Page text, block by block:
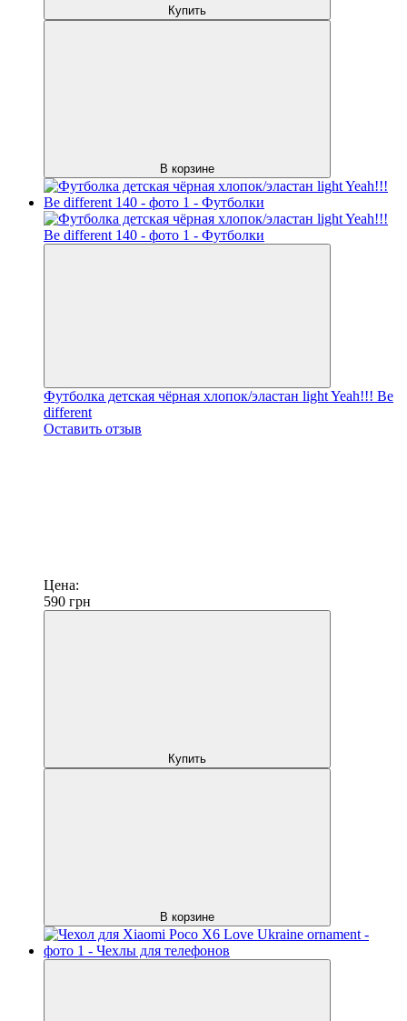
Купить
В корзине
Футболка детская чёрная хлопок/эластан light Yeah!!! Be
different
Оставить отзыв
Цена:
590 грн
Купить
В корзине